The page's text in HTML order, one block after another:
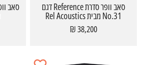
סאב וופר סדרת Reference דגם
No.31 מבית Rel Acoustics
38,200 ₪